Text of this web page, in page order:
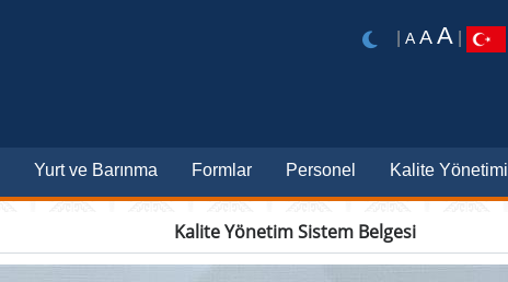
A A A
Yurt ve Barınma Formlar Personel Kalite Yönetimi
Kalite Yönetim Sistem Belgesi